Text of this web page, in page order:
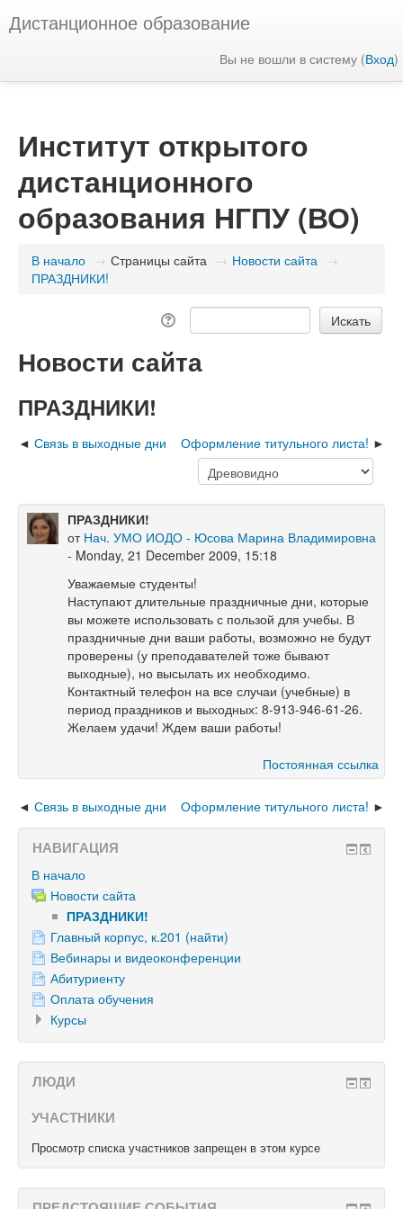
Дистанционное образование
Вы не вошли в систему (Вход)
Институт открытого
дистанционного
образования НГПУ (ВО)
В начало → Страницы сайта → Новости сайта →
ПРАЗДНИКИ!
Новости сайта
ПРАЗДНИКИ!
Связь в выходные дни Оформление титульного листа!
ПРАЗДНИКИ!
от Нач. УМО ИОДО - Юсова Марина Владимировна
- Monday, 21 December 2009, 15:18
Уважаемые студенты!
Наступают длительные праздничные дни, которые
вы можете использовать с пользой для учебы. В
праздничные дни ваши работы, возможно не будут
проверены (у преподавателей тоже бывают
выходные), но высылать их необходимо.
Контактный телефон на все случаи (учебные) в
период праздников и выходных: 8-913-946-61-26.
Желаем удачи! Ждем ваши работы!
Постоянная ссылка
Связь в выходные дни Оформление титульного листа!
НАВИГАЦИЯ
В начало
Новости сайта
ПРАЗДНИКИ!
Главный корпус, к.201 (найти)
Вебинары и видеоконференции
Абитуриенту
Оплата обучения
Курсы
ЛЮДИ
УЧАСТНИКИ
Просмотр списка участников запрещен в этом курсе